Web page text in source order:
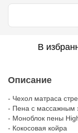
В
Описание
- Чехол матраса
- Пена с массажным
- Моноблок пены
- Кокосовая койра